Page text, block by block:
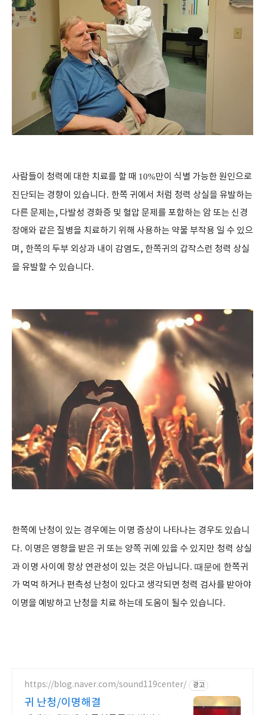
사람들이 청력에 대한 치료를 할 때 10%만이 식별 가능한 원인으로
진단되는 경향이 있습니다. 한쪽 귀에서 처럼 청력 상실을 유발하는
다른 문제는, 다발성 경화증 및 혈압 문제를 포함하는 암 또는 신경
장애와 같은 질병을 치료하기 위해 사용하는 약물 부작용 일 수 있으
며, 한쪽의 두부 외상과 내이 감염도, 한쪽귀의 갑작스런 청력 상실
을 유발할 수 있습니다.
한쪽에 난청이 있는 경우에는 이명 증상이 나타나는 경우도 있습니
다. 이명은 영향을 받은 귀 또는 양쪽 귀에 있을 수 있지만 청력 상실
과 이명 사이에 항상 연관성이 있는 것은 아닙니다. 때문에 한쪽귀
가 먹먹 하거나 편측성 난청이 있다고 생각되면 청력 검사를 받아야
이명을 예방하고 난청을 치료 하는데 도움이 될수 있습니다.
https://blog.naver.com/sound119center/ 광고
귀 난청/이명해결